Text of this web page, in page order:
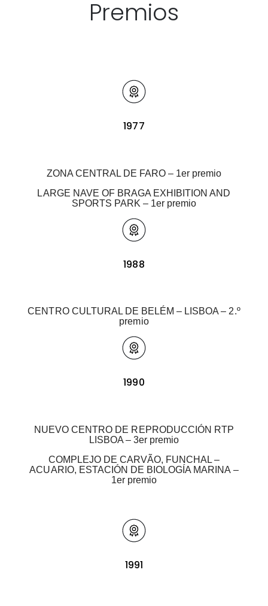
Premios
1977
ZONA CENTRAL DE FARO – 1er premio
LARGE NAVE OF BRAGA EXHIBITION AND
SPORTS PARK – 1er premio
1988
CENTRO CULTURAL DE BELÉM – LISBOA – 2.º
premio
1990
NUEVO CENTRO DE REPRODUCCIÓN RTP
LISBOA – 3er premio
COMPLEJO DE CARVÃO, FUNCHAL –
ACUARIO, ESTACIÓN DE BIOLOGÍA MARINA –
1er premio
1991